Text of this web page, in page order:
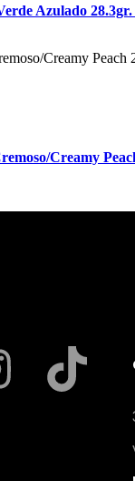
Azulado 28.3gr.
Creamy